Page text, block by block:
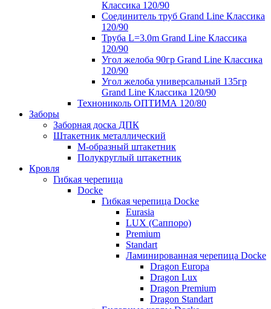
Классика 120/90
Соединитель труб Grand Line Классика
120/90
Труба L=3.0m Grand Line Классика
120/90
Угол желоба 90гр Grand Line Классика
120/90
Угол желоба универсальный 135гр
Grand Line Классика 120/90
Технониколь ОПТИМА 120/80
Заборы
Заборная доска ДПК
Штакетник металлический
М-образный штакетник
Полукруглый штакетник
Кровля
Гибкая черепица
Docke
Гибкая черепица Docke
Eurasia
LUX (Саппоро)
Premium
Standart
Ламинированная черепица Docke
Dragon Europa
Dragon Lux
Dragon Premium
Dragon Standart